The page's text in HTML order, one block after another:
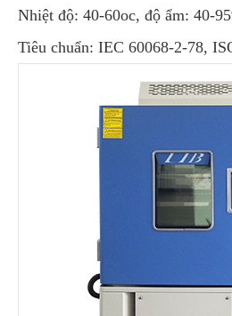
Nhiệt độ: 40-60oc, độ ẩm: 40-
Tiêu chuẩn: IEC 60068-2-78,